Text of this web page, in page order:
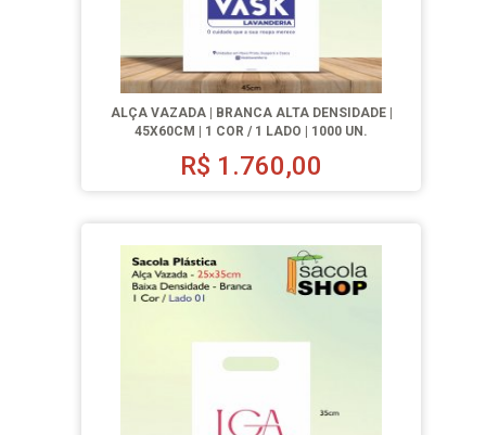
ALÇA VAZADA | BRANCA ALTA DENSIDADE |
45X60CM | 1 COR / 1 LADO | 1000 UN.
R$ 1.760,00